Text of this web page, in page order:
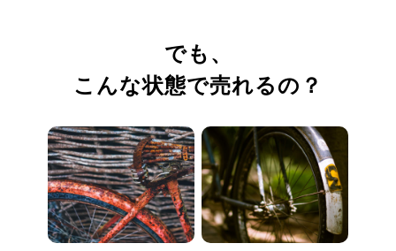
でも、
こんな状態で売れるの？